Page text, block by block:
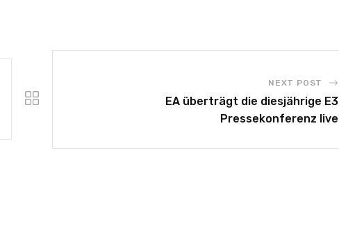
NEXT POST
EA überträgt die diesjährige E3
Pressekonferenz live